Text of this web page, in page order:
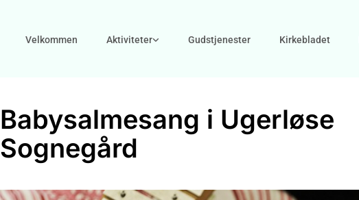
Velkommen Aktiviteter Gudstjenester Kirkebladet
Babysalmesang i Ugerløse
Sognegård